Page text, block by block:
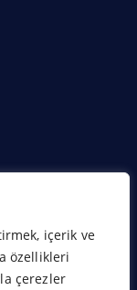
içerik ve
özellikleri
çerezler